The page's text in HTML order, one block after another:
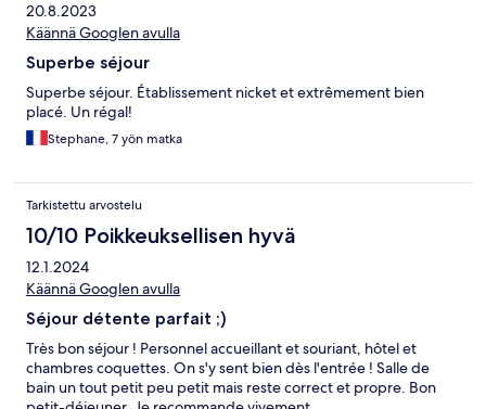
20.8.2023
Käännä Googlen avulla
Superbe séjour
Superbe séjour. Établissement nicket et extrêmement bien
placé. Un régal!
Stephane, 7 yön matka
Tarkistettu arvostelu
10/10 Poikkeuksellisen hyvä
12.1.2024
Käännä Googlen avulla
Séjour détente parfait ;)
Très bon séjour ! Personnel accueillant et souriant, hôtel et
chambres coquettes. On s'y sent bien dès l'entrée ! Salle de
bain un tout petit peu petit mais reste correct et propre. Bon